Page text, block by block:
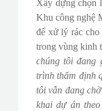
Xây dựng chọn
Khu công nghệ
để xử lý rác
trong vùng kinh
chúng tôi đang
trình thẩm định
tôi vẫn đang
khai dự án